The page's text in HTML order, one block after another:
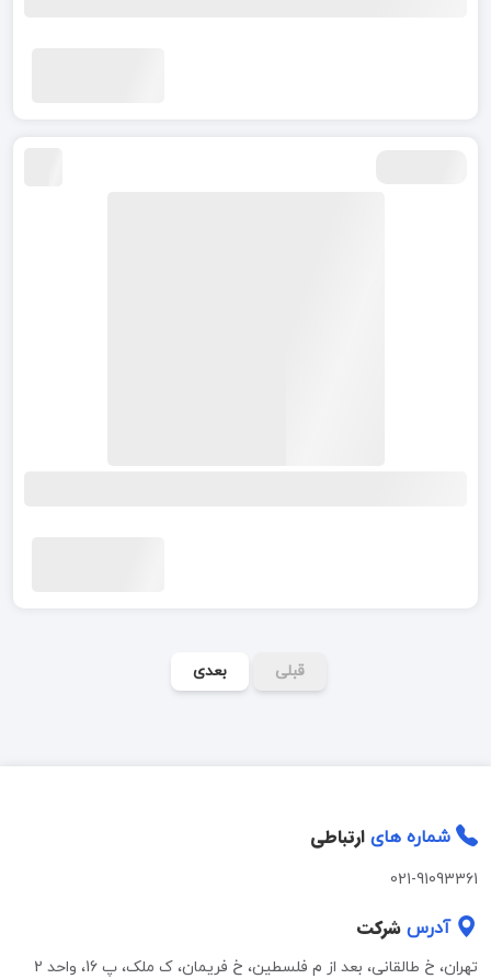
قبلی بعدی
شماره های ارتباطی
021-91093361
آدرس شرکت
تهران، خ طالقانی، بعد از م فلسطین، خ فریمان، ک ملک، پ 16، واحد 2